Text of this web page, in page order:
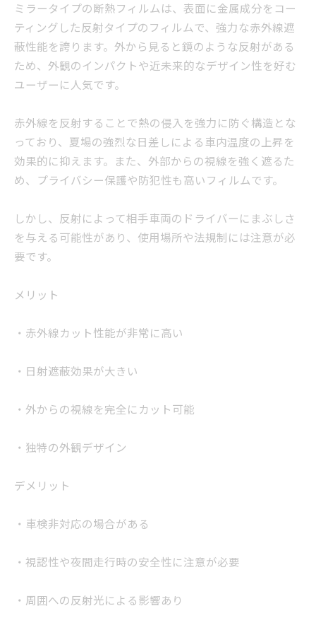
ミラータイプの断熱フィルムは、表面に金属成分をコー
ティングした反射タイプのフィルムで、強力な赤外線遮
蔽性能を誇ります。外から見ると鏡のような反射がある
ため、外観のインパクトや近未来的なデザイン性を好む
ユーザーに人気です。
赤外線を反射することで熱の侵入を強力に防ぐ構造とな
っており、夏場の強烈な日差しによる車内温度の上昇を
効果的に抑えます。また、外部からの視線を強く遮るた
め、プライバシー保護や防犯性も高いフィルムです。
しかし、反射によって相手車両のドライバーにまぶしさ
を与える可能性があり、使用場所や法規制には注意が必
要です。
メリット
・赤外線カット性能が非常に高い
・日射遮蔽効果が大きい
・外からの視線を完全にカット可能
・独特の外観デザイン
デメリット
・車検非対応の場合がある
・視認性や夜間走行時の安全性に注意が必要
・周囲への反射光による影響あり